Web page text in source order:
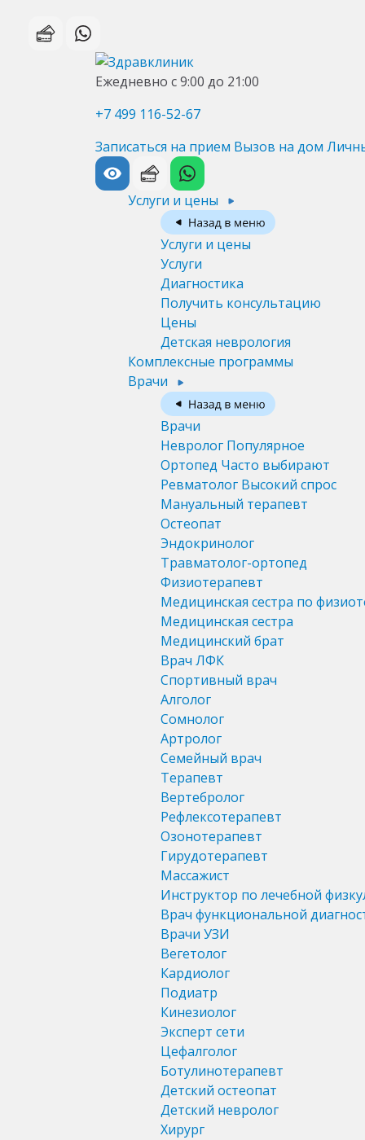
Ежедневно с 9:00 до 21:00
+7 499 116-52-67
Записаться на прием Вызов на дом
Услуги и цены
Услуги и цены
Услуги
Диагностика
Получить консультацию
Цены
Детская неврология
Комплексные программы
Врачи
Врачи
Невролог Популярное
Ортопед Часто выбирают
Ревматолог Высокий спрос
Мануальный терапевт
Остеопат
Эндокринолог
Травматолог-ортопед
Физиотерапевт
Медицинская сестра по
Медицинская сестра
Медицинский брат
Врач ЛФК
Спортивный врач
Алголог
Сомнолог
Артролог
Семейный врач
Терапевт
Вертебролог
Рефлексотерапевт
Озонотерапевт
Гирудотерапевт
Массажист
Инструктор по лечебной
Врач функциональной
Врачи УЗИ
Вегетолог
Кардиолог
Подиатр
Кинезиолог
Эксперт сети
Цефалголог
Ботулинотерапевт
Детский остеопат
Детский невролог
Хирург